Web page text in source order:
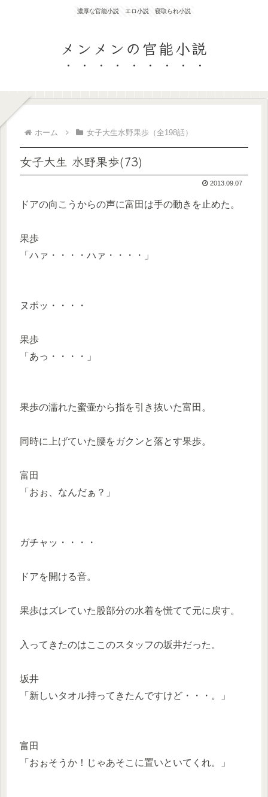
濃厚な官能小説 エロ小説 寝取られ小説
メンメンの官能小説
ホーム 女子大生水野果歩（全198話）
女子大生 水野果歩(73)
2013.09.07
ドアの向こうからの声に富田は手の動きを止めた。
果歩
「ハァ・・・・ハァ・・・・」
ヌポッ・・・・
果歩
「あっ・・・・」
果歩の濡れた蜜壷から指を引き抜いた富田。
同時に上げていた腰をガクンと落とす果歩。
富田
「おぉ、なんだぁ？」
ガチャッ・・・・
ドアを開ける音。
果歩はズレていた股部分の水着を慌てて元に戻す。
入ってきたのはここのスタッフの坂井だった。
坂井
「新しいタオル持ってきたんですけど・・・。」
富田
「おぉそうか！じゃあそこに置いといてくれ。」